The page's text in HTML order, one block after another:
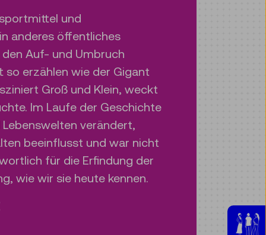
und
anderes öffentliches
Auf- und Umbruch
so erzählen wie der Gigant
Groß und Klein, weckt
Im Laufe der Geschichte
verändert,
beeinflusst und war nicht
für die Erfindung der
wie wir sie heute kennen.